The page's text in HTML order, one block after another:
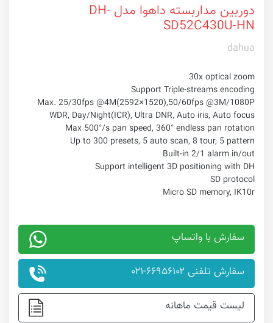
دوربین مداربسته داهوا مدل DH-
SD52C430U-HN
dahua
30x optical zoom
Support Triple-streams encoding
Max. 25/30fps @4M(2592×1520),50/60fps @3M/1080P
WDR, Day/Night(ICR), Ultra DNR, Auto iris, Auto focus
Max 500°/s pan speed, 360° endless pan rotation
Up to 300 presets, 5 auto scan, 8 tour, 5 pattern
Built-in 2/1 alarm in/out
Support intelligent 3D positioning with DH
SD protocol
Micro SD memory, IK10r
سفارش با واتساپ
سفارش تلفنی ۶۶۹۵۶۱۰۲-۰۲۱
لیست قیمت ماهانه